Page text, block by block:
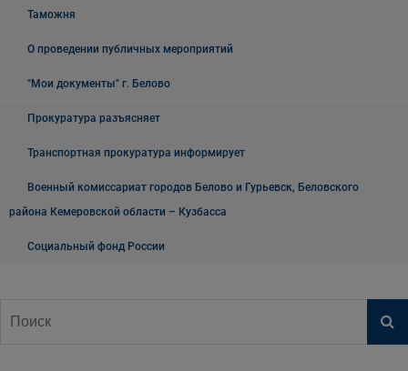
Таможня
О проведении публичных мероприятий
"Мои документы" г. Белово
Прокуратура разъясняет
Транспортная прокуратура информирует
Военный комиссариат городов Белово и Гурьевск, Беловского
района Кемеровской области – Кузбасса
Социальный фонд России